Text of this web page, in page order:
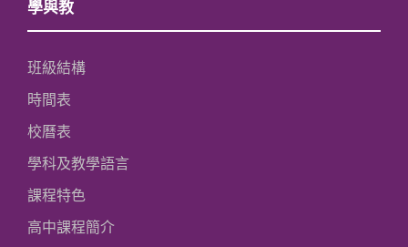
學與教
班級結構
時間表
校曆表
學科及教學語言
課程特色
高中課程簡介